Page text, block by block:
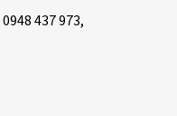
0948 437 973,